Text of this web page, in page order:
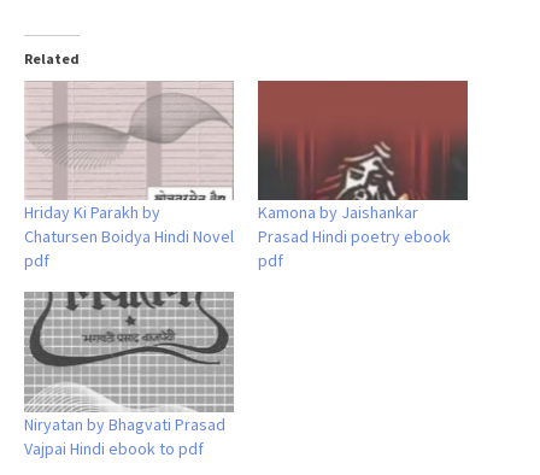
Related
Hriday Ki Parakh by
Chatursen Boidya Hindi Novel
pdf
Kamona by Jaishankar
Prasad Hindi poetry ebook
pdf
Niryatan by Bhagvati Prasad
Vajpai Hindi ebook to pdf